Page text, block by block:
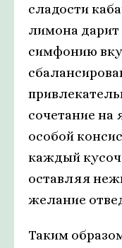
сладости
лимона
симфонию
сочетание на
особой
каждый
оставляя
желание
Таким